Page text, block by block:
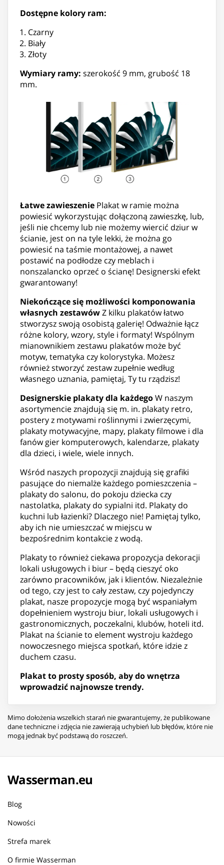
Dostępne kolory ram:
Czarny
Biały
Złoty
Wymiary ramy: szerokość 9 mm, grubość 18
mm.
Łatwe zawieszenie Plakat w ramie można
powiesić wykorzystując dołączoną zawieszkę, lub,
jeśli nie chcemy lub nie możemy wiercić dziur w
ścianie, jest on na tyle lekki, że można go
powiesić na taśmie montażowej, a nawet
postawić na podłodze czy meblach i
nonszalancko oprzeć o ścianę! Designerski efekt
gwarantowany!
Niekończące się możliwości komponowania
własnych zestawówZ kilku plakatów łatwo
stworzysz swoją osobistą galerię! Odważnie łącz
różne kolory, wzory, style i formaty! Wspólnym
mianownikiem zestawu plakatów może być
motyw, tematyka czy kolorystyka. Możesz
również stworzyć zestaw zupełnie według
własnego uznania, pamiętaj, Ty tu rządzisz!
Designerskie plakaty dla każdegoW naszym
asortymencie znajdują się m. in. plakaty retro,
postery z motywami roślinnymi i zwierzęcymi,
plakaty motywacyjne, mapy, plakaty filmowe i dla
fanów gier komputerowych, kalendarze, plakaty
dla dzieci, i wiele, wiele innych.
Wśród naszych propozycji znajdują się grafiki
pasujące do niemalże każdego pomieszczenia –
plakaty do salonu, do pokoju dziecka czy
nastolatka, plakaty do sypialni itd. Plakaty do
kuchni lub łazienki? Dlaczego nie! Pamiętaj tylko,
aby ich nie umieszczać w miejscu w
bezpośrednim kontakcie z wodą.
Plakaty to również ciekawa propozycja dekoracji
lokali usługowych i biur – będą cieszyć oko
zarówno pracowników, jak i klientów. Niezależnie
od tego, czy jest to cały zestaw, czy pojedynczy
plakat, nasze propozycje mogą być wspaniałym
dopełnieniem wystroju biur, lokali usługowych i
gastronomicznych, poczekalni, klubów, hoteli itd.
Plakat na ścianie to element wystroju każdego
nowoczesnego miejsca spotkań, które idzie z
duchem czasu.
Plakat to prosty sposób, aby do wnętrza
wprowadzić najnowsze trendy.
Mimo dołożenia wszelkich starań nie gwarantujemy, że publikowane
dane techniczne i zdjęcia nie zawierają uchybień lub błędów, które nie
mogą jednak być podstawą do roszczeń.
Wasserman.eu
Blog
Nowości
Strefa marek
O firmie Wasserman